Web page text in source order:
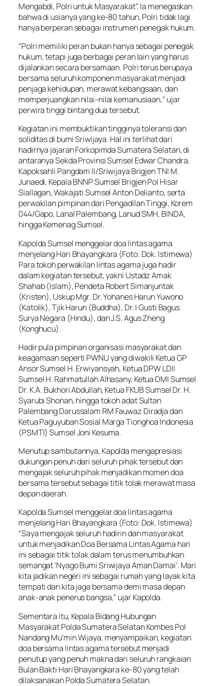
Mengabdi, Polri untuk Masyarakat”. Ia menegaskan
bahwa di usianya yang ke-80 tahun, Polri tidak lagi
hanya berperan sebagai instrumen penegak hukum.
“Polri memiliki peran bukan hanya sebagai penegak
hukum, tetapi juga berbagai peran lain yang harus
dijalankan secara bersamaan. Polri terus berupaya
bersama seluruh komponen masyarakat menjadi
penjaga kehidupan, merawat kebangsaan, dan
memperjuangkan nilai-nilai kemanusiaan,” ujar
perwira tinggi bintang dua tersebut.
Kegiatan ini membuktikan tingginya toleransi dan
soliditas di bumi Sriwijaya. Hal ini terlihat dari
hadirnya jajaran Forkopimda Sumatera Selatan, di
antaranya Sekda Provinsi Sumsel Edwar Chandra,
Kapoksahli Pangdam II/Sriwijaya Brigjen TNI M.
Junaedi, Kepala BNNP Sumsel Brigjen Pol Hisar
Siallagan, Wakajati Sumsel Anton Delianto, serta
perwakilan pimpinan dari Pengadilan Tinggi, Korem
044/Gapo, Lanal Palembang, Lanud SMH, BINDA,
hingga Kemenag Sumsel.
Kapolda Sumsel menggelar doa lintas agama
menjelang Hari Bhayangkara (Foto: Dok. Istimewa)
Para tokoh perwakilan lintas agama juga hadir
dalam kegiatan tersebut, yakni Ustadz Amak
Shahab (Islam), Pendeta Robert Simanjuntak
(Kristen), Uskup Mgr. Dr. Yohanes Harun Yuwono
(Katolik), Tjik Harun (Buddha), Dr. I Gusti Bagus
Surya Negara (Hindu), dan J.S. Agus Zheng
(Konghucu).
Hadir pula pimpinan organisasi masyarakat dan
keagamaan seperti PWNU yang diwakili Ketua GP
Ansor Sumsel H. Erwiyansyah, Ketua DPW LDII
Sumsel H. Rahmatullah Alhasany, Ketua DMI Sumsel
Dr. K.A. Bukhori Abdullah, Ketua FKUB Sumsel Dr. H.
Syarubi Shonan, hingga tokoh adat Sultan
Palembang Darussalam RM Fauwaz Diradja dan
Ketua Paguyuban Sosial Marga Tionghoa Indonesia
(PSMTI) Sumsel Joni Kesuma.
Menutup sambutannya, Kapolda mengapresiasi
dukungan penuh dari seluruh pihak tersebut dan
mengajak seluruh pihak menjadikan momen doa
bersama tersebut sebagai titik tolak merawat masa
depan daerah.
Kapolda Sumsel menggelar doa lintas agama
menjelang Hari Bhayangkara (Foto: Dok. Istimewa)
“Saya mengajak seluruh hadirin dan masyarakat
untuk menjadikan Doa Bersama Lintas Agama hari
ini sebagai titik tolak dalam terus menumbuhkan
semangat ‘Nyago Bumi Sriwijaya Aman Damai’. Mari
kita jadikan negeri ini sebagai rumah yang layak kita
tempati dan kita jaga bersama demi masa depan
anak-anak penerus bangsa,” ujar Kapolda.
Sementara itu, Kepala Bidang Hubungan
Masyarakat Polda Sumatera Selatan Kombes Pol
Nandang Mu’min Wijaya, menyampaikan, kegiatan
doa bersama lintas agama tersebut menjadi
penutup yang penuh makna dari seluruh rangkaian
Bulan Bakti Hari Bhayangkara ke-80 yang telah
dilaksanakan Polda Sumatera Selatan.